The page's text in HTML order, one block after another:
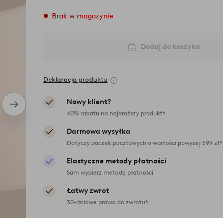
Następny
produkt
Brak w magazynie
Dodaj do koszyka
Deklaracja produktu
Nowy klient?
40% rabatu na najdroższy produkt*
Darmowa wysyłka
Dotyczy paczek pocztowych o wartości powyżej 599 zł*
Elastyczne metody płatności
Sam wybierz metodę płatności
Łatwy zwrot
30-dniowe prawo do zwrotu*